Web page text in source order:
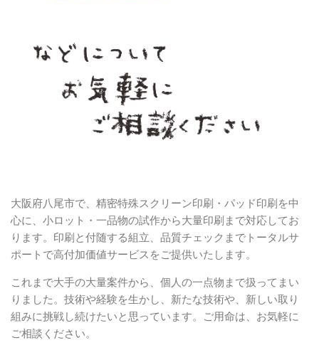
大阪府八尾市で、精密特殊スクリーン印刷・パッド印刷を中
心に、小ロット・一品物の試作から大量印刷まで対応してお
ります。印刷と付随する組立、品質チェックまでトータルサ
ポートで高付加価値サービスをご提供いたします。
これまで大手の大量案件から、個人の一点物まで扱ってまい
りました。技術や経験を生かし、新たな技術や、新しい取り
組みに挑戦し続けたいと思っています。ご用命は、お気軽に
ご相談ください。